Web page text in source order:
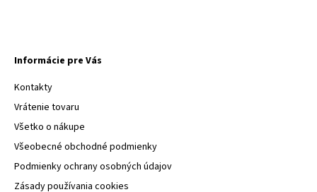
Informácie pre Vás
Kontakty
Vrátenie tovaru
Všetko o nákupe
Všeobecné obchodné podmienky
Podmienky ochrany osobných údajov
Zásady používania cookies